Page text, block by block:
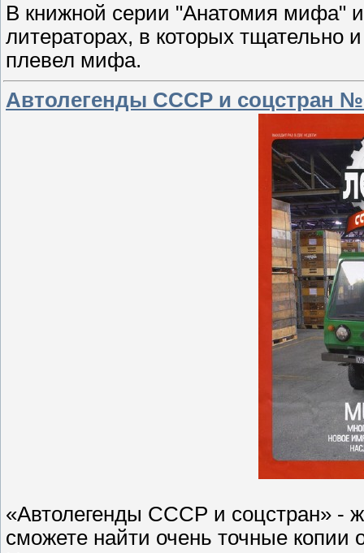
В книжной серии "Анатомия мифа"
литераторах, в которых тщательно
плевел мифа.
Автолегенды СССР и соцстран
«Автолегенды СССР и соцстран» -
сможете найти очень точные копии